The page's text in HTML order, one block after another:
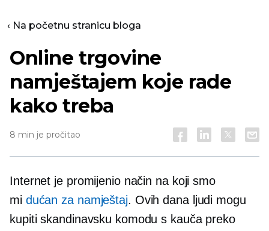
‹ Na početnu stranicu bloga
Online trgovine
namještajem koje rade
kako treba
8 min je pročitao
Internet je promijenio način na koji smo
mi dućan za namještaj. Ovih dana ljudi mogu
kupiti skandinavsku komodu s kauča preko